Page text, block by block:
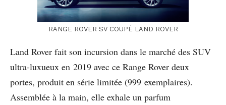
RANGE ROVER SV COUPÉ LAND ROVER
Land Rover fait son incursion dans le marché des SUV
ultra-luxueux en 2019 avec ce Range Rover deux
portes, produit en série limitée (999 exemplaires).
Assemblée à la main, elle exhale un parfum